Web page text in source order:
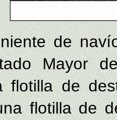
de
Mayor
flotilla de
flotilla de